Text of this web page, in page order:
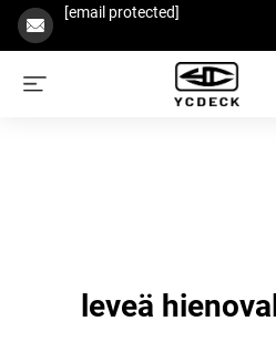
[email protected]
leveä